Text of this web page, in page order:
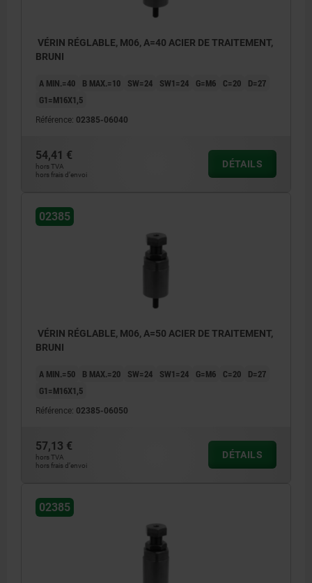
VÉRIN RÉGLABLE, M06, A=40 ACIER DE TRAITEMENT,
BRUNI
A MIN.=40 B MAX.=10 SW=24 SW1=24 G=M6 C=20
D=27
G1=M16X1,5
Référence: 02385-06040
54,41 €
hors TVA
hors frais d’envoi
DÉTAILS
02385
VÉRIN RÉGLABLE, M06, A=50 ACIER DE TRAITEMENT,
BRUNI
A MIN.=50 B MAX.=20 SW=24 SW1=24 G=M6 C=20
D=27
G1=M16X1,5
Référence: 02385-06050
57,13 €
hors TVA
hors frais d’envoi
DÉTAILS
02385